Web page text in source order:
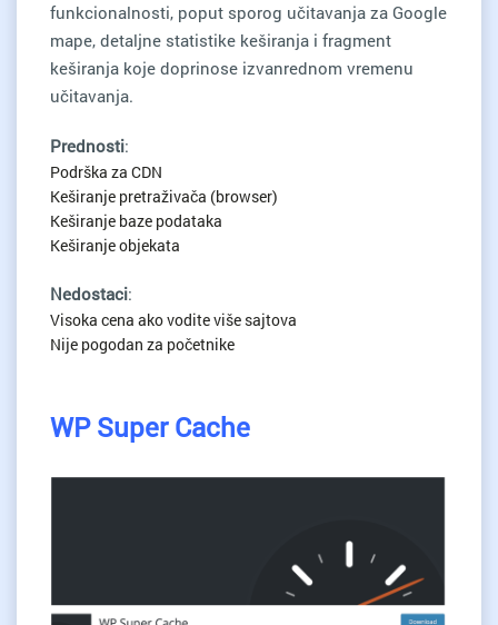
funkcionalnosti, poput sporog učitavanja za Google
mape, detaljne statistike keširanja i fragment
keširanja koje doprinose izvanrednom vremenu
učitavanja.
Prednosti:
Podrška za CDN
Keširanje pretraživača (browser)
Keširanje baze podataka
Keširanje objekata
Nedostaci:
Visoka cena ako vodite više sajtova
Nije pogodan za početnike
WP Super Cache